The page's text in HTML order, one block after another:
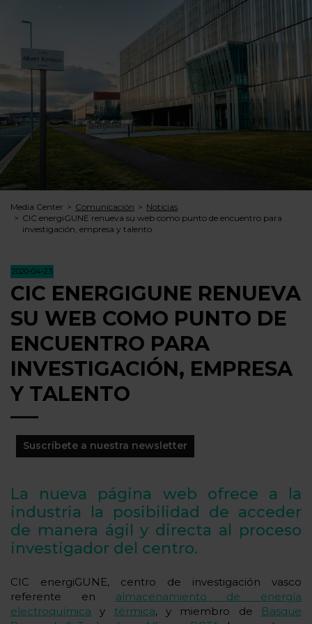
Media Center Comunicación
Noticias
CIC energiGUNE renueva su web como punto de encuentro para
investigación, empresa y talento
2020-04-23
CIC ENERGIGUNE RENUEVA
SU WEB COMO PUNTO DE
ENCUENTRO PARA
INVESTIGACIÓN, EMPRESA
Y TALENTO
Suscríbete a nuestra newsletter
La nueva página web ofrece a la
industria la posibilidad de acceder
de manera ágil y directa al proceso
investigador del centro.
CIC energiGUNE, centro de investigación vasco
referente en almacenamiento de energía
electroquímica y térmica, y miembro de
Basque